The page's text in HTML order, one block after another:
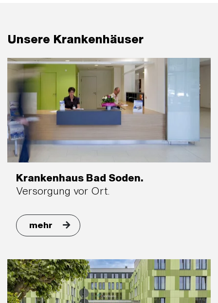
Unsere Krankenhäuser
Krankenhaus Bad Soden.
Versorgung vor Ort.
mehr